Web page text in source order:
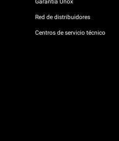
Red de distribuidores
Centros de servicio técnico